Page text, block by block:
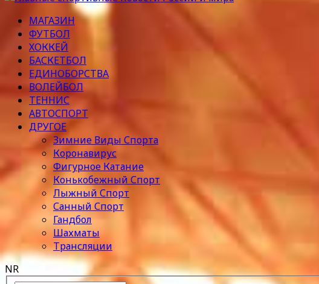
МАГАЗИН
ФУТБОЛ
ХОККЕЙ
БАСКЕТБОЛ
ЕДИНОБОРСТВА
ВОЛЕЙБОЛ
ТЕННИС
АВТОСПОРТ
ДРУГОЕ
Зимние Виды Спорта
Коронавирус
Фигурное Катание
Конькобежный Спорт
Лыжный Спорт
Санный Спорт
Гандбол
Шахматы
Трансляции
NR